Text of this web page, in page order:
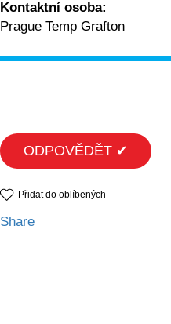
Kontaktní osoba:
Prague Temp Grafton
ODPOVĚDĚT ✔
Přidat do oblíbených
Share